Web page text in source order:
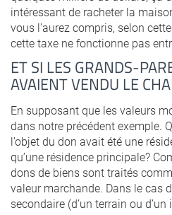
intéressant de racheter la
vous l’aurez compris, selon
cette taxe ne fonctionne pas
ET SI LES GRANDS-
AVAIENT VENDU LE
En supposant que les valeurs
dans notre précédent exemple.
l’objet du don avait été une
qu’une résidence principale?
dons de biens sont traités
valeur marchande. Dans le cas
secondaire (d’un terrain ou